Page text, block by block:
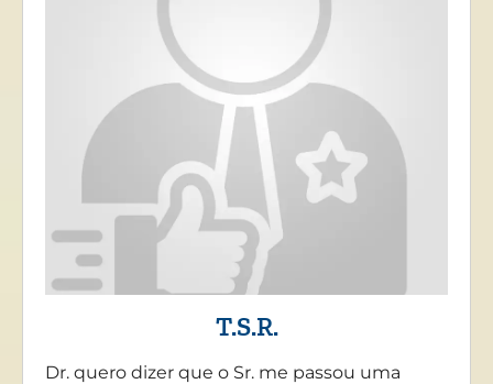
T.S.R.
Dr. quero dizer que o Sr. me passou uma